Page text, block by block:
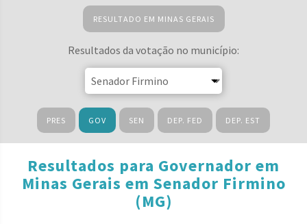
RESULTADO EM MINAS GERAIS
Resultados da votação no município:
PRES GOV SEN DEP. FED DEP. EST
Resultados para Governador em
Minas Gerais em Senador Firmino
(MG)